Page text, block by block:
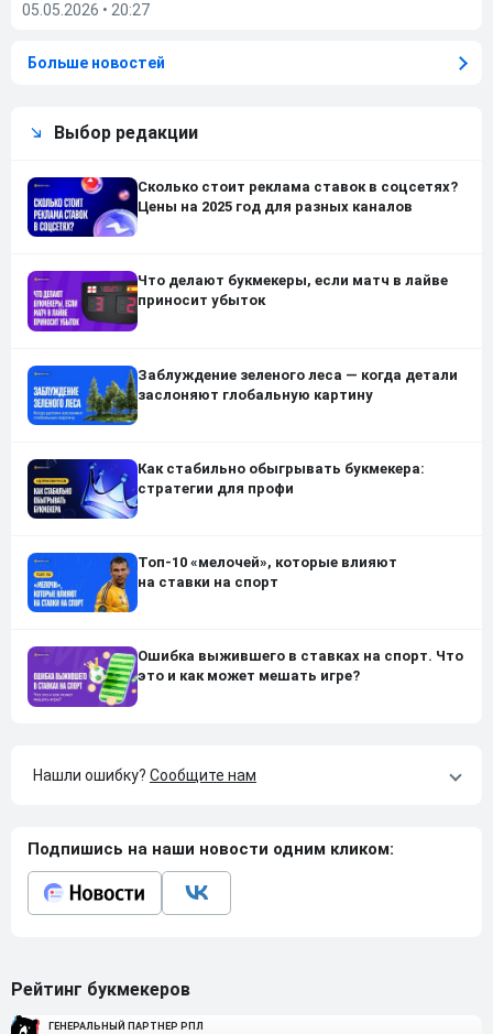
05.05.2026 • 20:27
Больше новостей
Выбор редакции
Сколько стоит реклама ставок в соцсетях?
Цены на 2025 год для разных каналов
Что делают букмекеры, если матч в лайве
приносит убыток
Заблуждение зеленого леса — когда детали
заслоняют глобальную картину
Как стабильно обыгрывать букмекера:
стратегии для профи
Топ-10 «мелочей», которые влияют
на ставки на спорт
Ошибка выжившего в ставках на спорт. Что
это и как может мешать игре?
Нашли ошибку? Сообщите нам
Подпишись на наши новости одним кликом:
Рейтинг букмекеров
ГЕНЕРАЛЬНЫЙ ПАРТНЕР РПЛ